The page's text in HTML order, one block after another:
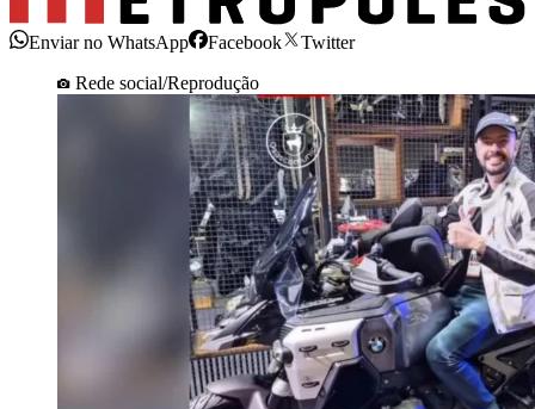
Enviar no WhatsApp Facebook
Twitter
Rede social/Reprodução